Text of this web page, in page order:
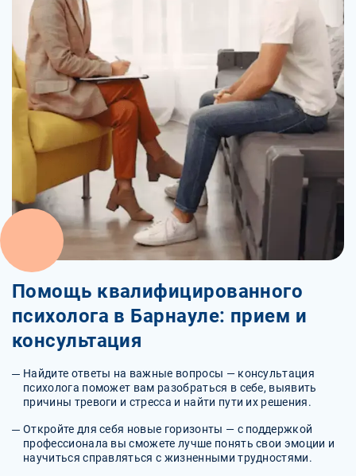
Помощь квалифицированного
психолога в Барнауле: прием и
консультация
Найдите ответы на важные вопросы — консультация
психолога поможет вам разобраться в себе, выявить
причины тревоги и стресса и найти пути их решения.
Откройте для себя новые горизонты — с поддержкой
профессионала вы сможете лучше понять свои эмоции и
научиться справляться с жизненными трудностями.